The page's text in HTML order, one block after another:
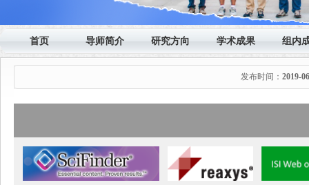
首页 导师简介 研究方向 学术成果 组内
发布时间：2019-